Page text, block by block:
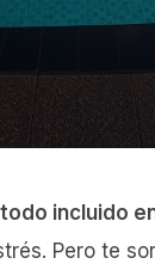
todo incluido
Pero te